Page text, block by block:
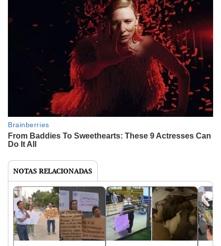
NOTAS RELACIONADAS